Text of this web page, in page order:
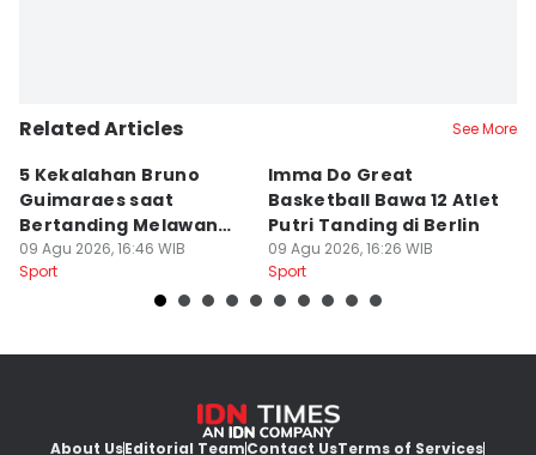
Related Articles See More
5 Kekalahan Bruno
Guimaraes saat
Bertanding Melawan
Arsenal
09 Agu 2026, 16:46 WIB
Sport
Imma Do Great
Basketball Bawa 12 Atlet
Putri Tanding di Berlin
09 Agu 2026, 16:26 WIB
Sport
About UsEditorial TeamContact UsTerms of Services